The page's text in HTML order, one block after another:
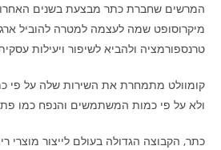
המרשים שחברת כתר מבצעת בשנים
מיקרוסופט שמה לעצמה למטרה להוביל
טרנספורמציה ולהביא לשיפור ויעילות
קומוולט מתמחרת את השירות שלה על פי
ולא על פי כמות המשתמשים והנפח כמו
כתר, הקבוצה הגדולה בעולם לייצור מוצרי